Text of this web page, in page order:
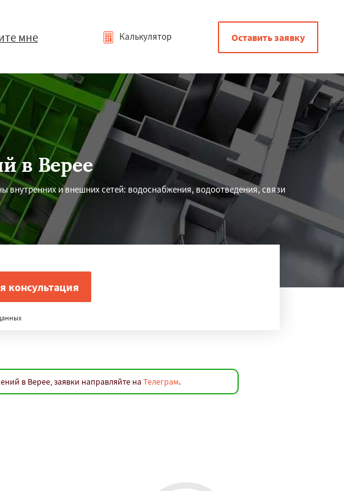
мне Калькулятор Оставить заявку
в Верее
внутренних и внешних сетей: водоснабжения, водоотведения, связи
в Верее, заявки направляйте на Телеграм.